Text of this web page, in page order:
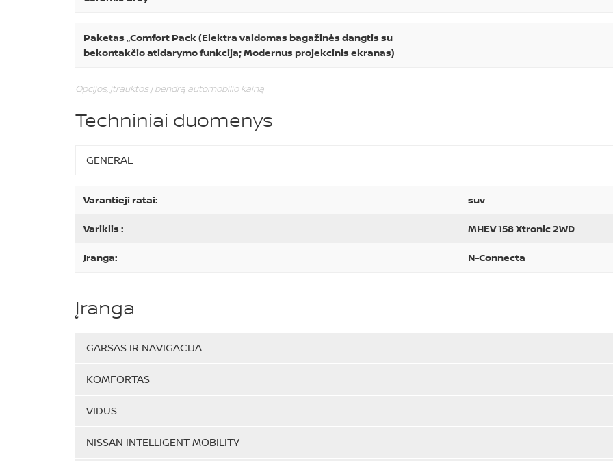
Paketas „Comfort Pack (Elektra valdomas bagažinės dangtis su
bekontakčio atidarymo funkcija; Modernus projekcinis ekranas)
Opcijos, įtrauktos į bendrą automobilio kainą
Techniniai duomenys
GENERAL
Varantieji ratai: suv
Variklis : MHEV 158 Xtronic 2WD
Įranga: N-Connecta
Įranga
GARSAS IR NAVIGACIJA
KOMFORTAS
VIDUS
NISSAN INTELLIGENT MOBILITY